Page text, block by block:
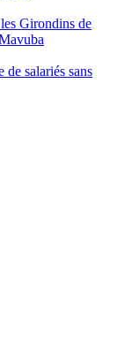
Girondins de
salariés sans